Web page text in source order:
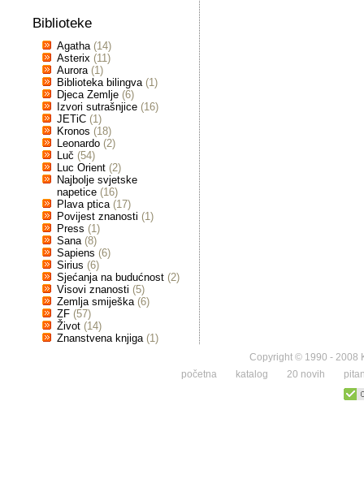
Biblioteke
Agatha (14)
Asterix (11)
Aurora (1)
Biblioteka bilingva (1)
Djeca Zemlje (6)
Izvori sutrašnjice (16)
JETiC (1)
Kronos (18)
Leonardo (2)
Luč (54)
Luc Orient (2)
Najbolje svjetske
napetice (16)
Plava ptica (17)
Povijest znanosti (1)
Press (1)
Sana (8)
Sapiens (6)
Sirius (6)
Sjećanja na budućnost (2)
Visovi znanosti (5)
Zemlja smiješka (6)
ZF (57)
Život (14)
Znanstvena knjiga (1)
Copyright © 1990 - 2008
početna
katalog 20 novih